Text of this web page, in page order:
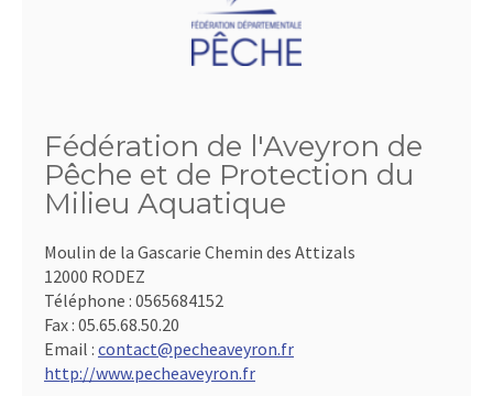
Fédération de l'Aveyron de
Pêche et de Protection du
Milieu Aquatique
Moulin de la Gascarie Chemin des Attizals
12000 RODEZ
Téléphone : 0565684152
Fax : 05.65.68.50.20
Email : contact@pecheaveyron.fr
http://www.pecheaveyron.fr